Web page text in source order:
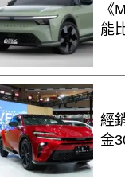
《
能
經
金